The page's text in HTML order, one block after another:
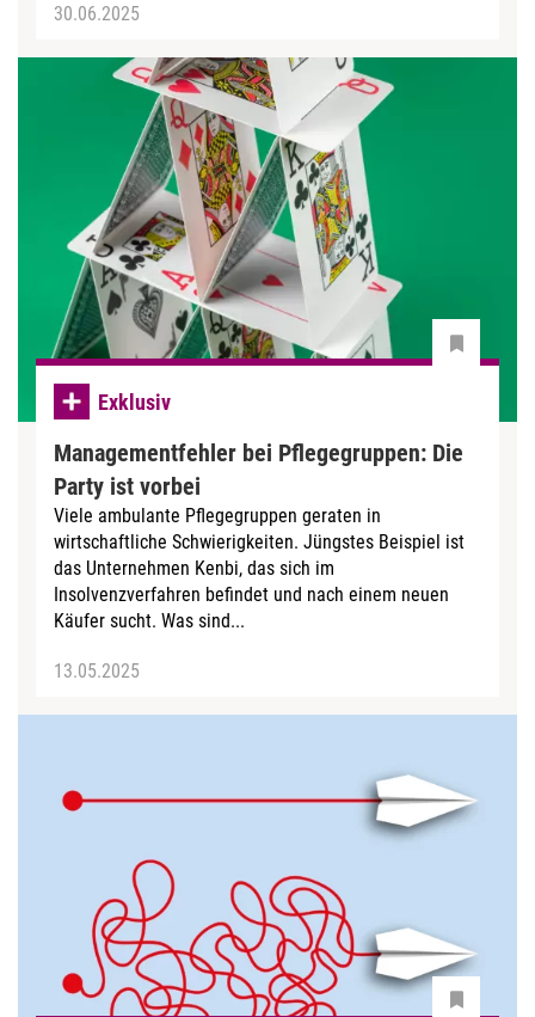
30.06.2025
Exklusiv
Managementfehler bei Pflegegruppen: Die
Party ist vorbei
Viele ambulante Pflegegruppen geraten in
wirtschaftliche Schwierigkeiten. Jüngstes Beispiel ist
das Unternehmen Kenbi, das sich im
Insolvenzverfahren befindet und nach einem neuen
Käufer sucht. Was sind...
13.05.2025